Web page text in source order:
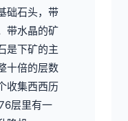
础石头，带
带水晶的矿
是下矿的主
十倍的层数
收集西西历
层里有一